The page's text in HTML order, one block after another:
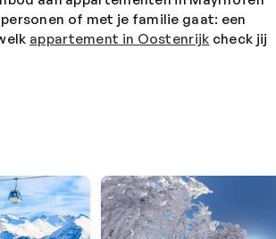
of met je familie gaat: een
appartement in Oostenrijk check jij